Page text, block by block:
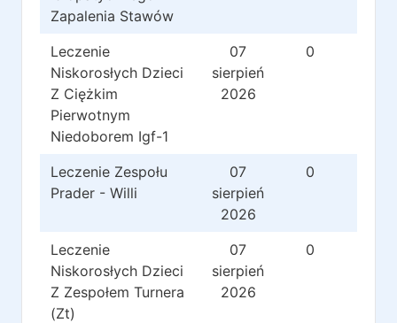
Zapalenia Stawów
Leczenie
Niskorosłych Dzieci
Z Ciężkim
Pierwotnym
Niedoborem Igf-1
07
sierpień
2026
0
Leczenie Zespołu
Prader - Willi
07
sierpień
2026
0
Leczenie
Niskorosłych Dzieci
Z Zespołem Turnera
(Zt)
07
sierpień
2026
0